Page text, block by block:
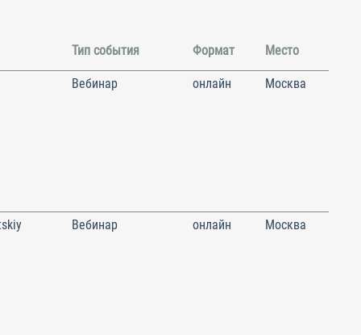
Тип события Формат Место
Вебинар онлайн Москва
Вебинар онлайн Москва